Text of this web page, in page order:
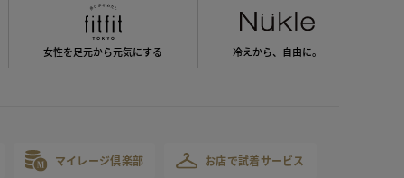
女性を足元から元気にする 冷えから、 自由に。
マイレージ倶楽部 お店で試着サービス